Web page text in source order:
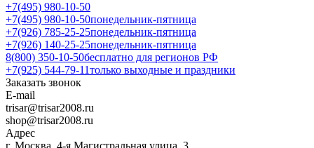
+7(495) 980-10-50
+7(495) 980-10-50понедельник-пятница
+7(926) 785-25-25понедельник-пятница
+7(926) 140-25-25понедельник-пятница
8(800) 350-10-50бесплатно для регионов РФ
+7(925) 544-79-11только выходные и праздники
Заказать звонок
E-mail
trisar@trisar2008.ru
shop@trisar2008.ru
Адрес
г. Москва, 4-я Магистральная улица, 3